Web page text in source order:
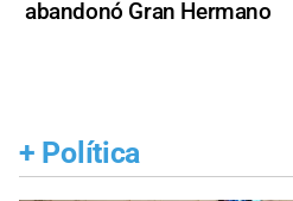
abandonó Gran Hermano
+ Política